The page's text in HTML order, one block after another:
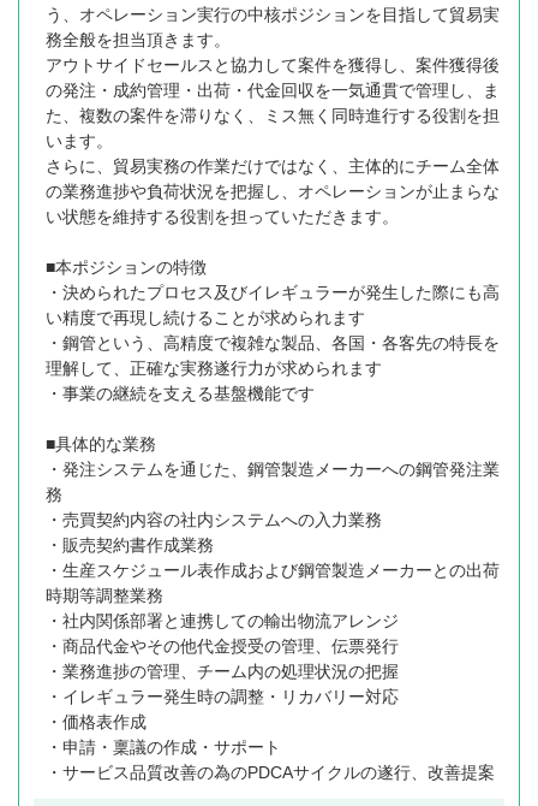
う、オペレーション実行の中核ポジションを目指して貿易実
務全般を担当頂きます。
アウトサイドセールスと協力して案件を獲得し、案件獲得後
の発注・成約管理・出荷・代金回収を一気通貫で管理し、ま
た、複数の案件を滞りなく、ミス無く同時進行する役割を担
います。
さらに、貿易実務の作業だけではなく、主体的にチーム全体
の業務進捗や負荷状況を把握し、オペレーションが止まらな
い状態を維持する役割を担っていただきます。
■本ポジションの特徴
・決められたプロセス及びイレギュラーが発生した際にも高
い精度で再現し続けることが求められます
・鋼管という、高精度で複雑な製品、各国・各客先の特長を
理解して、正確な実務遂行力が求められます
・事業の継続を支える基盤機能です
■具体的な業務
・発注システムを通じた、鋼管製造メーカーへの鋼管発注業
務
・売買契約内容の社内システムへの入力業務
・販売契約書作成業務
・生産スケジュール表作成および鋼管製造メーカーとの出荷
時期等調整業務
・社内関係部署と連携しての輸出物流アレンジ
・商品代金やその他代金授受の管理、伝票発行
・業務進捗の管理、チーム内の処理状況の把握
・イレギュラー発生時の調整・リカバリー対応
・価格表作成
・申請・稟議の作成・サポート
・サービス品質改善の為のPDCAサイクルの遂行、改善提案